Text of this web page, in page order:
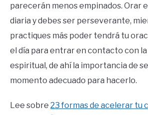
parecerán menos empinados. Orar
diaria y debes ser perseverante,
practiques más poder tendrá tu
el día para entrar en contacto con
espiritual, de ahí la importancia de
momento adecuado para hacerlo.
Lee sobre 23 formas de acelerar tu